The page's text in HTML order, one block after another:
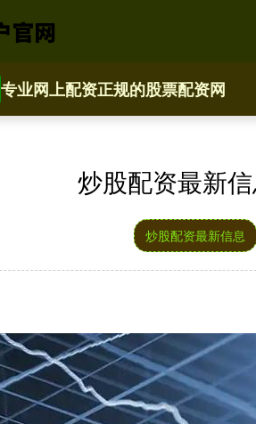
专业网上配资正规的股票配资网
炒股配资最新
炒股配资最新信息